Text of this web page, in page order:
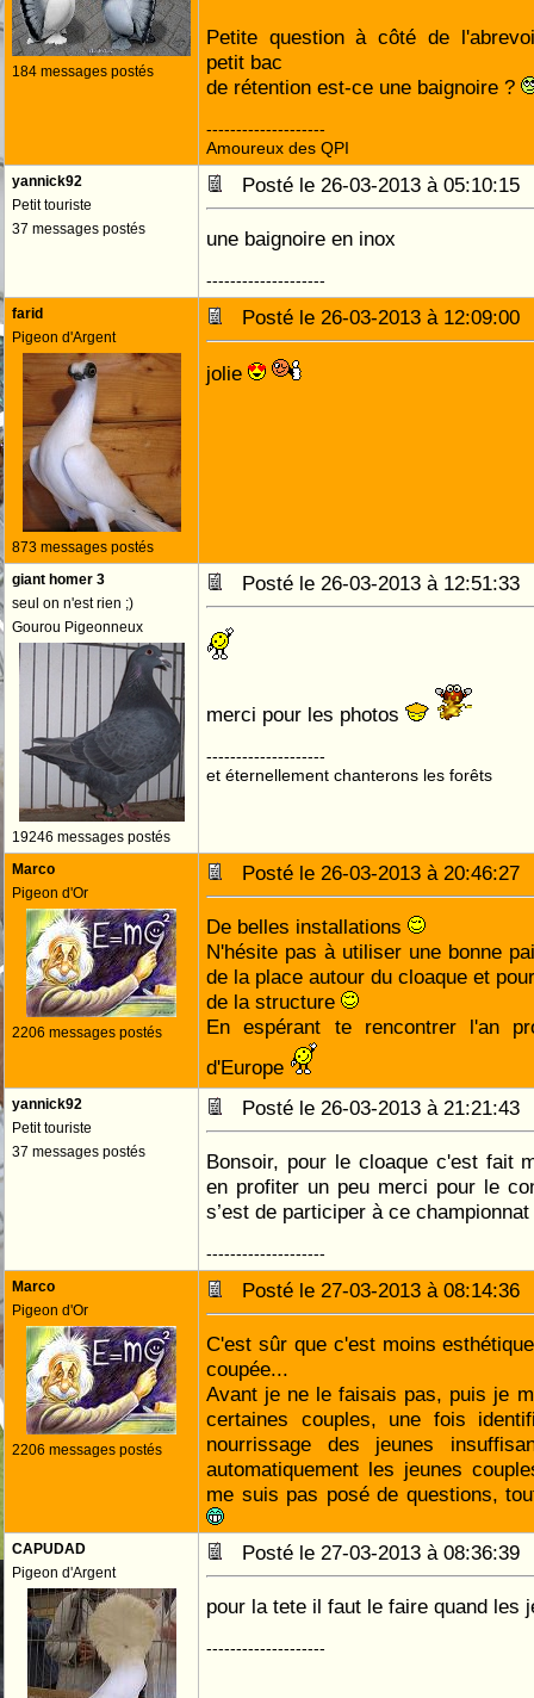
184 messages postés
Petite question à côté de
petit bac
de rétention est-ce une baignoire ?
--------------------
Amoureux des QPI
yannick92
Petit touriste
37 messages postés
Posté le 26-03-2013 à
une baignoire en inox
--------------------
farid
Pigeon d'Argent
873 messages postés
Posté le 26-03-2013 à
jolie
giant homer 3
seul on n'est rien ;)
Gourou Pigeonneux
19246 messages postés
Posté le 26-03-2013 à
merci pour les photos
--------------------
et éternellement chanterons les forêts
Marco
Pigeon d'Or
2206 messages postés
Posté le 26-03-2013 à
De belles installations
N'hésite pas à utiliser une bonne
de la place autour du cloaque et
de la structure
En espérant te rencontrer l'an
d'Europe
yannick92
Petit touriste
37 messages postés
Posté le 26-03-2013 à
Bonsoir, pour le cloaque c'est fait
en profiter un peu merci pour le
s’est de participer à ce
--------------------
Marco
Pigeon d'Or
2206 messages postés
Posté le 27-03-2013 à
C'est sûr que c'est moins
coupée...
Avant je ne le faisais pas, puis je
certaines couples, une fois
nourrissage des jeunes
automatiquement les jeunes
me suis pas posé de questions,
CAPUDAD
Pigeon d'Argent
Posté le 27-03-2013 à
pour la tete il faut le faire quand les
--------------------